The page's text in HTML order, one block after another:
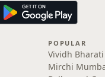
POPULAR
Vividh Bharati
Mirchi